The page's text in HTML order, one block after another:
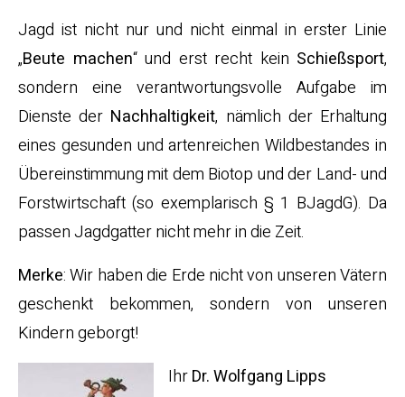
Jagd ist nicht nur und nicht einmal in erster Linie
„Beute machen“ und erst recht kein Schießsport,
sondern eine verantwortungsvolle Aufgabe im
Dienste der Nachhaltigkeit, nämlich der Erhaltung
eines gesunden und artenreichen Wildbestandes in
Übereinstimmung mit dem Biotop und der Land- und
Forstwirtschaft (so exemplarisch § 1 BJagdG). Da
passen Jagdgatter nicht mehr in die Zeit.
Merke: Wir haben die Erde nicht von unseren Vätern
geschenkt bekommen, sondern von unseren
Kindern geborgt!
IhrDr. Wolfgang Lipps